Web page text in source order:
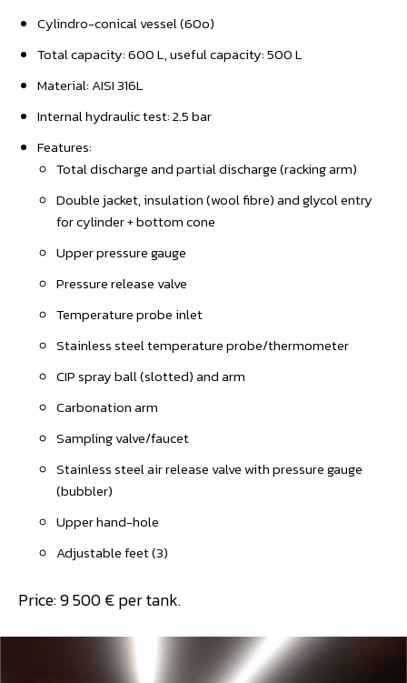
Cylindro-conical vessel (60o)
Total capacity: 600 L, useful capacity: 500 L
Material: AISI 316L
Internal hydraulic test: 2.5 bar
Features:
Total discharge and partial discharge (racking arm)
Double jacket, insulation (wool fibre) and glycol entry
for cylinder + bottom cone
Upper pressure gauge
Pressure release valve
Temperature probe inlet
Stainless steel temperature probe/thermometer
CIP spray ball (slotted) and arm
Carbonation arm
Sampling valve/faucet
Stainless steel air release valve with pressure gauge
(bubbler)
Upper hand-hole
Adjustable feet (3)
Price: 9 500 € per tank.